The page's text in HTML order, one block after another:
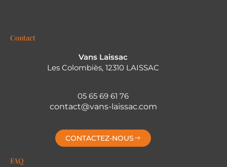
Contact
Vans Laissac
Les Colombiès, 12310 LAISSAC
05 65 69 61 76
contact@vans-laissac.com
CONTACTEZ-NOUS
FAQ